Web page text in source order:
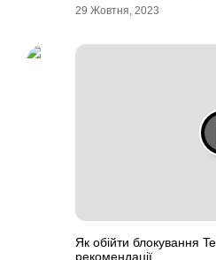
29 Жовтня, 2023
Як обійти блокування
рекомендації